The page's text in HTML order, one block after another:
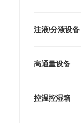
注液/分液设备
高通量设备
控温控湿箱